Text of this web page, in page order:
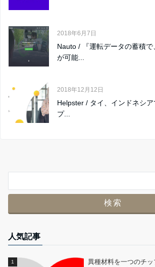
2018年6月7日
Nauto / 『運転データの蓄積で
が可能...
2018年12月12日
Helpster / タイ、インドネシ
プ...
人気記事
異種材料を一つのチ